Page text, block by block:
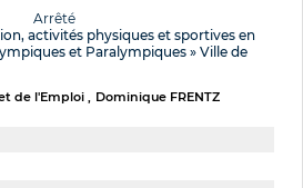
Arrêté
activités physiques et sportives en
et Paralympiques » Ville de
de l'Emploi Dominique FRENTZ